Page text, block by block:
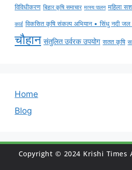
विविधीकरण बिहार कृषि समाचार मत्स्य पालन महिला
कार्ड विकसित कृषि संकल्प अभियान • सिंधु नदी जल
चौहान संतुलित उर्वरक उपयोग सतत कृषि
Home
Blog
Copyright © 2024 Krishi Times